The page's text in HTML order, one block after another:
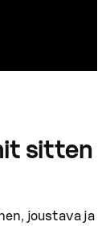
sitten
joustava ja